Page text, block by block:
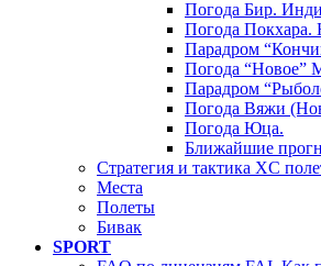
Погода Бир.
Погода Покхара.
Парадром
Погода “Новое”
Парадром
Погода Вяжи
Погода Юца.
Ближайшие
Стратегия и тактика XC
Места
Полеты
Бивак
SPORT